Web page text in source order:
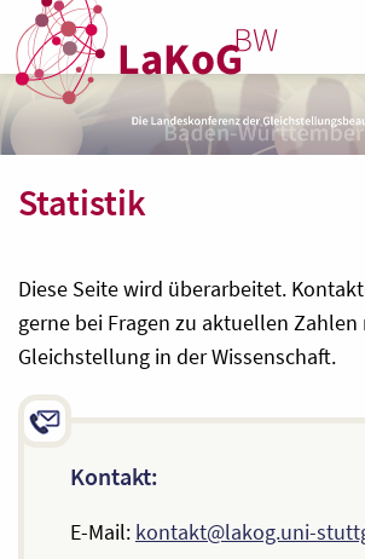
Statistik
Diese Seite wird überarbeitet.
gerne bei Fragen zu aktuellen
Gleichstellung in der Wissenschaft.
Kontakt:
E-Mail: kontakt@lakog.uni-